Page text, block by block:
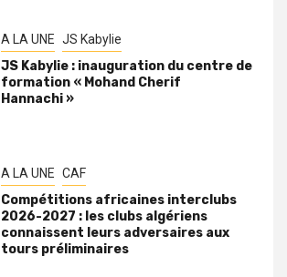
A LA UNE JS Kabylie
JS Kabylie : inauguration du centre de
formation « Mohand Cherif
Hannachi »
A LA UNE CAF
Compétitions africaines interclubs
2026-2027 : les clubs algériens
connaissent leurs adversaires aux
tours préliminaires